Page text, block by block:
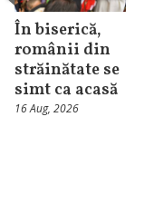
În biserică,
românii din
străinătate se
simt ca acasă
16 Aug, 2026